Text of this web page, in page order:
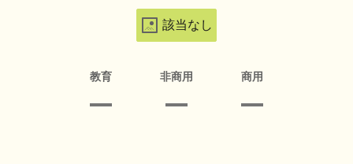
該当なし
教育 非商用 商用